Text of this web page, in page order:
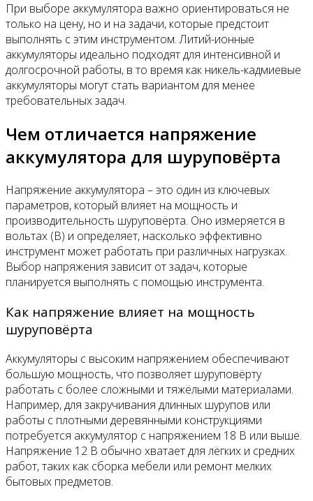
При выборе аккумулятора важно ориентироваться не
только на цену, но и на задачи, которые предстоит
выполнять с этим инструментом. Литий-ионные
аккумуляторы идеально подходят для интенсивной и
долгосрочной работы, в то время как никель-кадмиевые
аккумуляторы могут стать вариантом для менее
требовательных задач.
Чем отличается напряжение
аккумулятора для шуруповёрта
Напряжение аккумулятора – это один из ключевых
параметров, который влияет на мощность и
производительность шуруповёрта. Оно измеряется в
вольтах (В) и определяет, насколько эффективно
инструмент может работать при различных нагрузках.
Выбор напряжения зависит от задач, которые
планируется выполнять с помощью инструмента.
Как напряжение влияет на мощность
шуруповёрта
Аккумуляторы с высоким напряжением обеспечивают
большую мощность, что позволяет шуруповёрту
работать с более сложными и тяжёлыми материалами.
Например, для закручивания длинных шурупов или
работы с плотными деревянными конструкциями
потребуется аккумулятор с напряжением 18 В или выше.
Напряжение 12 В обычно хватает для лёгких и средних
работ, таких как сборка мебели или ремонт мелких
бытовых предметов.